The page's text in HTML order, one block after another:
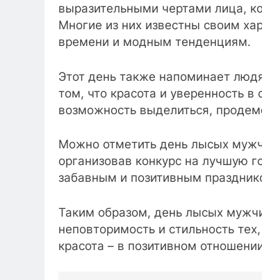
выразительными чертами лица,
Многие из них известны своим
времени и модным тенденциям.
Этот день также напоминает
том, что красота и уверенность
возможность выделиться,
Можно отметить день лысых
организовав конкурс на лучшую
забавным и позитивным
Таким образом, день лысых
неповторимость и стильность
красота – в позитивном